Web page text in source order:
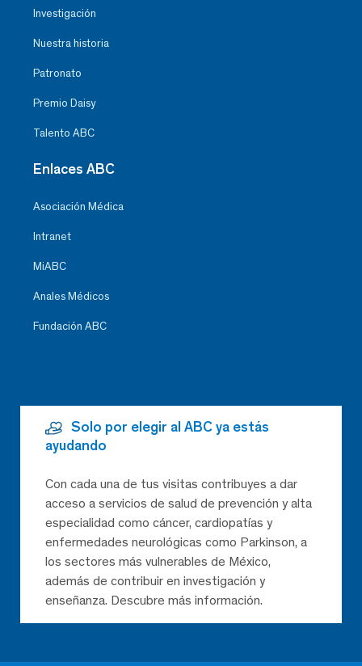
Investigación
Nuestra historia
Patronato
Premio Daisy
Talento ABC
Enlaces ABC
Asociación Médica
Intranet
MiABC
Anales Médicos
Fundación ABC
Solo por elegir al ABC ya estás
ayudando
Con cada una de tus visitas contribuyes a dar
acceso a servicios de salud de prevención y alta
especialidad como cáncer, cardiopatías y
enfermedades neurológicas como Parkinson, a
los sectores más vulnerables de México,
además de contribuir en investigación y
enseñanza. Descubre más información.